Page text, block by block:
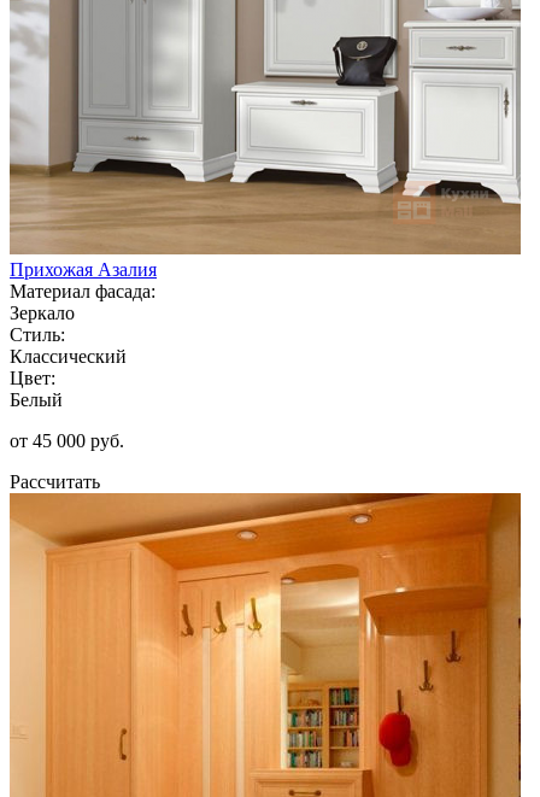
Прихожая Азалия
Материал фасада:
Зеркало
Стиль:
Классический
Цвет:
Белый
от 45 000 руб.
Рассчитать